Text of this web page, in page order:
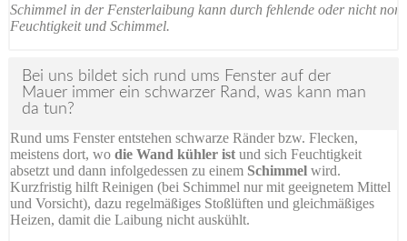
Schimmel in der Fensterlaibung kann durch fehlende oder nicht
Feuchtigkeit und Schimmel.
Bei uns bildet sich rund ums Fenster auf der
Mauer immer ein schwarzer Rand, was kann man
da tun?
Rund ums Fenster entstehen schwarze Ränder bzw. Flecken,
meistens dort, wo die Wand kühler ist und sich Feuchtigkeit
absetzt und dann infolgedessen zu einem Schimmel wird.
Kurzfristig hilft Reinigen (bei Schimmel nur mit geeignetem Mittel
und Vorsicht), dazu regelmäßiges Stoßlüften und gleichmäßiges
Heizen, damit die Laibung nicht auskühlt.